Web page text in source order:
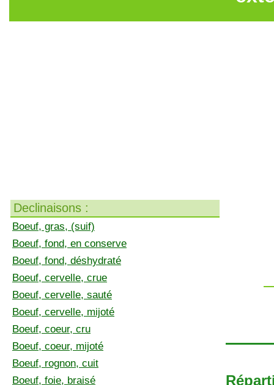
Declinaisons :
Boeuf, gras, (suif)
Boeuf, fond, en conserve
Boeuf, fond, déshydraté
Boeuf, cervelle, crue
Boeuf, cervelle, sauté
Boeuf, cervelle, mijoté
Boeuf, coeur, cru
Boeuf, coeur, mijoté
Boeuf, rognon, cuit
Boeuf, foie, braisé